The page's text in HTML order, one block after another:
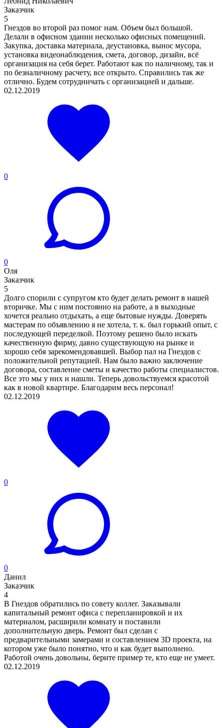
Заказчик
5
Гнездов во второй раз помог нам. Объем был большой.
Делали в офисном здании несколько офисных помещений.
Закупка, доставка материала, деустановка, вынос мусора,
установка видеонаблюдения, смета, договор, дизайн, всё
организация на себя берет. Работают как по наличному, так и
по безналичному расчету, все открыто. Справились так же
отлично. Будем сотрудничать с организацией и дальше.
02.12.2019
0
0
Оля
Заказчик
5
Долго спорили с супругом кто будет делать ремонт в нашей
вторичке. Мы с ним постоянно на работе, а в выходные
хочется реально отдыхать, а еще бытовые нужды. Доверять
мастерам по объявлению я не хотела, т. к. был горький опыт, с
последующей переделкой. Поэтому решено было искать
качественную фирму, давно существующую на рынке и
хорошо себя зарекомендовавшей. Выбор пал на Гнездов с
положительной репутацией. Нам было важно заключение
договора, составление сметы и качество работы специалистов.
Все это мы у них и нашли. Теперь довольствуемся красотой
как в новой квартире. Благодарим весь персонал!
02.12.2019
0
0
Данил
Заказчик
4
В Гнездов обратились по совету коллег. Заказывали
капитальный ремонт офиса с перепланировкой и их
материалом, расширили комнату и поставили
дополнительную дверь. Ремонт был сделан с
предварительными замерами и составлением 3D проекта, на
котором уже было понятно, что и как будет выполнено.
Работой очень довольны, берите пример те, кто еще не умеет.
02.12.2019